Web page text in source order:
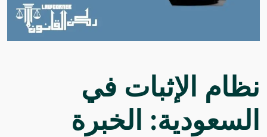
نظام الإثبات في
السعودية: الخبرة